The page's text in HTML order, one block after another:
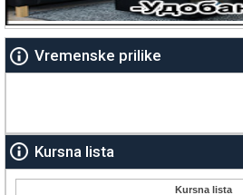
Vremenske prilike
Kursna lista